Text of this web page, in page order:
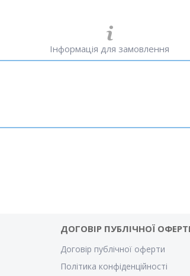
Інформація для замовлення
ДОГОВІР ПУБЛІЧНОЇ
Договір публічної оферти
Політика конфіденційності